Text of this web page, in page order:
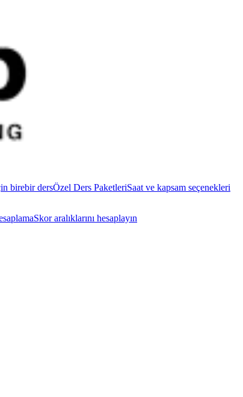
birebir dersÖzel Ders PaketleriSaat ve kapsam seçenekleri
Skor aralıklarını hesaplayın